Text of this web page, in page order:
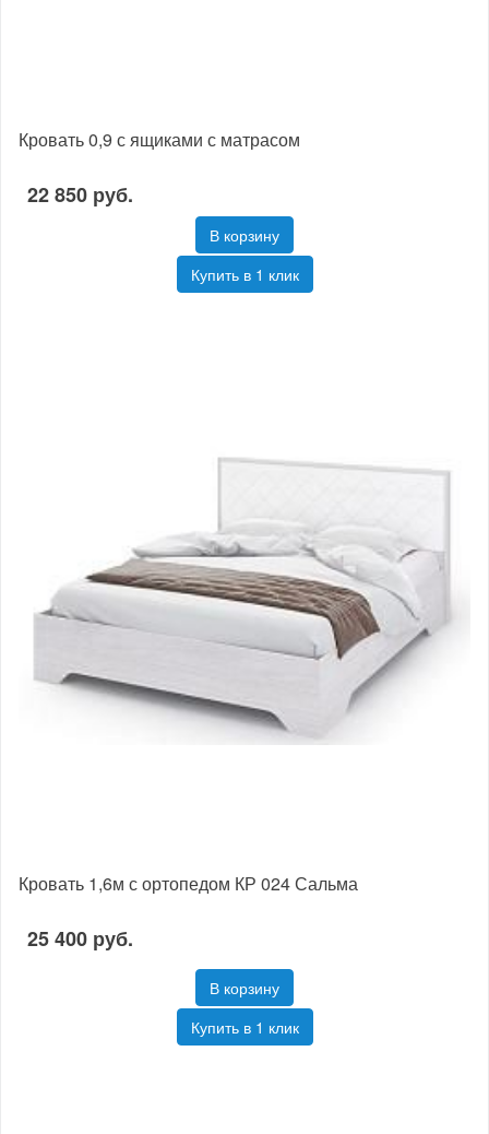
Кровать 0,9 с ящиками с матрасом
22 850 руб.
В корзину
Купить в 1 клик
Кровать 1,6м с ортопедом КР 024 Сальма
25 400 руб.
В корзину
Купить в 1 клик